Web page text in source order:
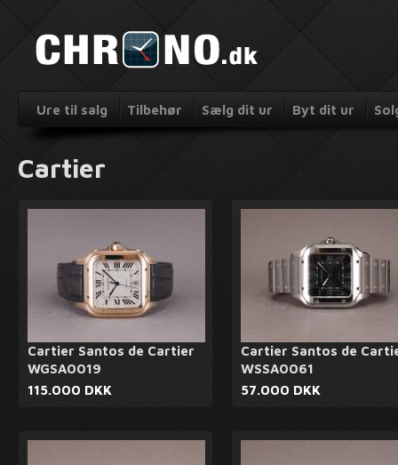
Ure til salg Tilbehør Sælg dit ur Byt dit ur
Cartier
Cartier Santos de Cartier
WGSA0019
115.000 DKK
Cartier Santos de
WSSA0061
57.000 DKK